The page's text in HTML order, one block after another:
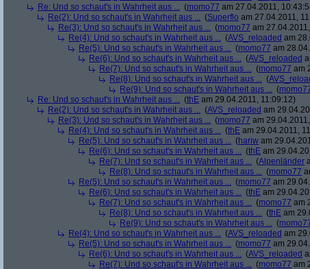
Re: Und so schaut's in Wahrheit aus ... (momo77 am 27.04.2011,
Re(2): Und so schaut's in Wahrheit aus ... (Superflo am 27.04.2011,
Re(3): Und so schaut's in Wahrheit aus ... (momo77 am
Re(4): Und so schaut's in Wahrheit aus ... (AVS_reloaded am
Re(5): Und so schaut's in Wahrheit aus ... (momo77 am
Re(6): Und so schaut's in Wahrheit aus ... (AVS_reloaded
Re(7): Und so schaut's in Wahrheit aus ... (momo77 am
Re(8): Und so schaut's in Wahrheit aus ... (
Re(9): Und so schaut's in Wahrheit aus ... (
Re: Und so schaut's in Wahrheit aus ... (thE am 29.04.2011, 11:09:12)
Re(2): Und so schaut's in Wahrheit aus ... (AVS_reloaded am
Re(3): Und so schaut's in Wahrheit aus ... (momo77 am
Re(4): Und so schaut's in Wahrheit aus ... (thE am 29.04.2011,
Re(5): Und so schaut's in Wahrheit aus ... (hariw am
Re(6): Und so schaut's in Wahrheit aus ... (thE am
Re(7): Und so schaut's in Wahrheit aus ... (Alpenländer
Re(8): Und so schaut's in Wahrheit aus ... (momo77
Re(5): Und so schaut's in Wahrheit aus ... (momo77 am
Re(6): Und so schaut's in Wahrheit aus ... (thE am
Re(7): Und so schaut's in Wahrheit aus ... (momo77 am
Re(8): Und so schaut's in Wahrheit aus ... (thE am
Re(9): Und so schaut's in Wahrheit aus ... (
Re(4): Und so schaut's in Wahrheit aus ... (AVS_reloaded am
Re(5): Und so schaut's in Wahrheit aus ... (momo77 am
Re(6): Und so schaut's in Wahrheit aus ... (AVS_reloaded
Re(7): Und so schaut's in Wahrheit aus ... (momo77 am